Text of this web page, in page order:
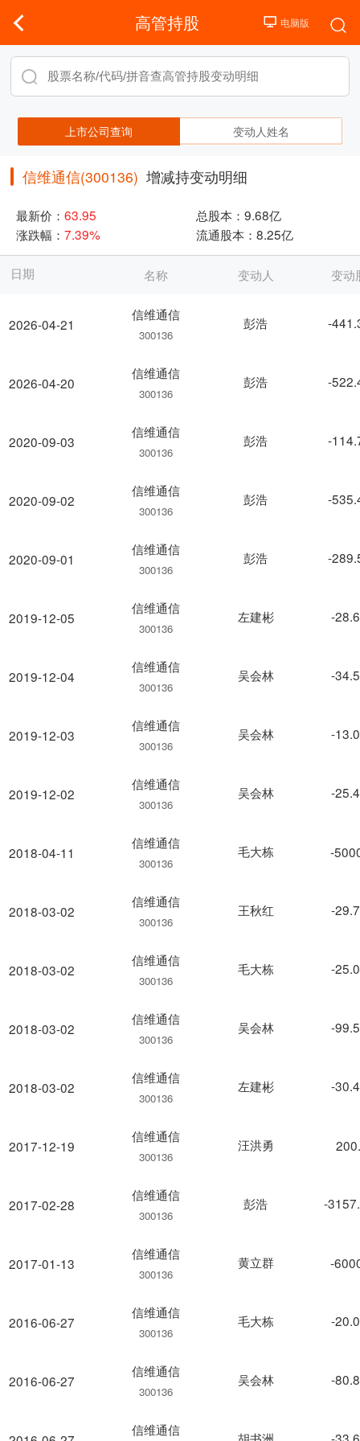
高管持股
上市公司查询 变动人姓名
信维通信(300136) 增减持变动明细
最新价： 63.95 总股本： 9.68亿
涨跌幅： 7.39% 流通股本： 8.25亿
日期
2026-04-21
2026-04-20
2020-09-03
2020-09-02
2020-09-01
2019-12-05
2019-12-04
2019-12-03
2019-12-02
2018-04-11
2018-03-02
2018-03-02
2018-03-02
2018-03-02
2017-12-19
2017-02-28
2017-01-13
2016-06-27
2016-06-27
名称 变动人 变动
信维通信
300136
彭浩 -
信维通信
300136
彭浩 -
信维通信
300136
彭浩 -
信维通信
300136
彭浩 -
信维通信
300136
彭浩 -
信维通信
300136
左建彬 -
信维通信
300136
吴会林 -
信维通信
300136
吴会林 -
信维通信
300136
吴会林 -
信维通信
300136
毛大栋 -
信维通信
300136
王秋红 -
信维通信
300136
毛大栋 -
信维通信
300136
吴会林 -
信维通信
300136
左建彬 -
信维通信
300136
汪洪勇
信维通信
300136
彭浩 -
信维通信
300136
黄立群 -
信维通信
300136
毛大栋 -
信维通信
300136
吴会林 -
信维通信